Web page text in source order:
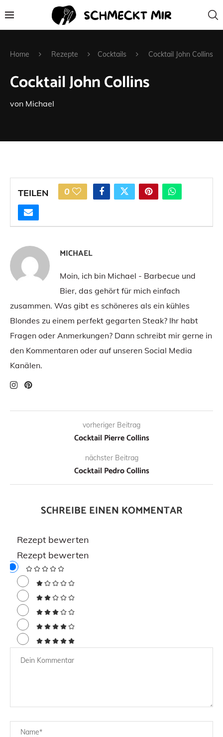
Home Rezepte Cocktails Cocktail John Collins
Cocktail John Collins
von Michael
TEILEN 0
MICHAEL
Moin, ich bin Michael - Barbecue und
Bier, das gehört für mich einfach
zusammen. Was gibt es schöneres als ein kühles
Blondes zu einem perfekt gegarten Steak? Ihr habt
Fragen oder Anmerkungen? Dann schreibt mir gerne in
den Kommentaren oder auf unseren Social Media
Kanälen.
vorheriger Beitrag
Cocktail Pierre Collins
nächster Beitrag
Cocktail Pedro Collins
SCHREIBE EINEN KOMMENTAR
Rezept bewerten
Rezept bewerten